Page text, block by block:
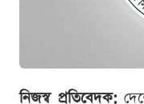
নিজস্ব প্রতিবেদক: